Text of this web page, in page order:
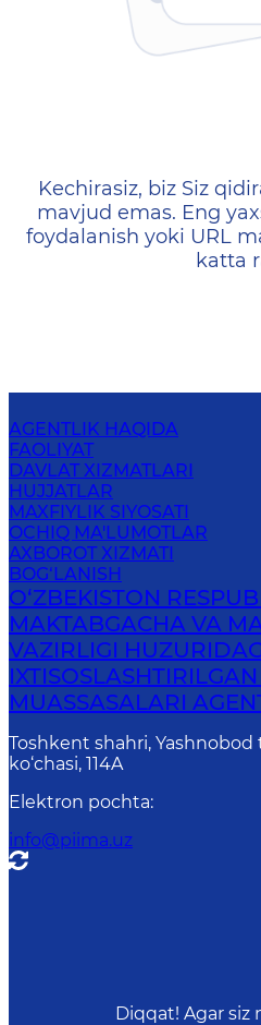
404 —
Kechirasiz, biz Siz
mavjud emas. Eng
foydalanish yoki URL
katta
AGENTLIK HAQIDA
FAOLIYAT
DAVLAT XIZMATLARI
HUJJATLAR
MAXFIYLIK SIYOSATI
OCHIQ MA'LUMOTLAR
AXBOROT XIZMATI
BOG‘LANISH
O‘ZBEKISTON
MAKTABGACHA VA
VAZIRLIGI
IXTISOSLASHTIRILGAN
MUASSASALARI
Toshkent shahri,
ko‘chasi, 114A
Elektron pochta:
info@piima.uz
Diqqat! Agar